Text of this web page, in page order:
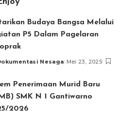
Budaya Bangsa Melalui
P5 Dalam Pagelaran
Nesaga Mei 23, 2025
Penerimaan Murid Baru
SMK N 1 Gantiwarno
2026